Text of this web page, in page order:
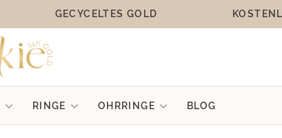
GECYCELTES GOLD
RINGE OHRRINGE BLOG